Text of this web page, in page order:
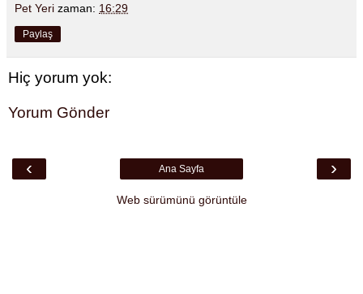
Pet Yeri zaman: 16:29
Paylaş
Hiç yorum yok:
Yorum Gönder
‹ ›
Ana Sayfa
Web sürümünü görüntüle